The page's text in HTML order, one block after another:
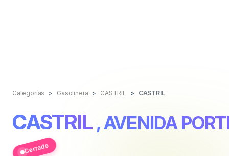
Categorías Gasolinera CASTRIL CASTRIL
CASTRIL , AVENIDA
Cerrado